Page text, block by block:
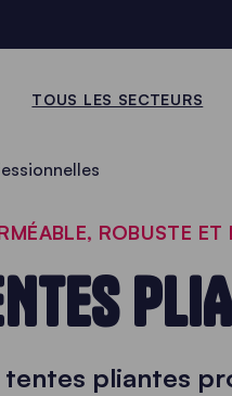
TOUS LES SECTEURS
ROBUSTE ET
tentes pliantes